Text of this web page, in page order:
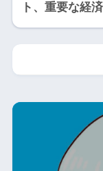
ト、重要な経